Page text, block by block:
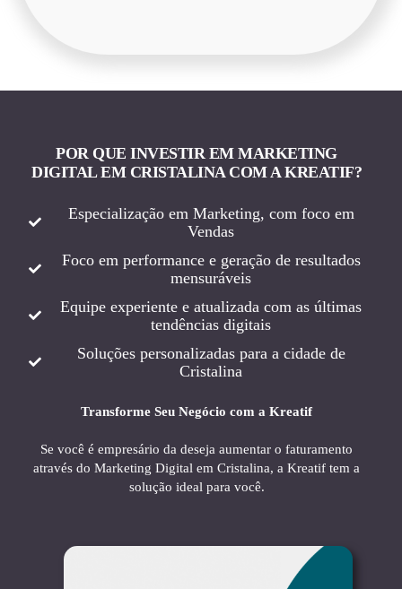
POR QUE INVESTIR EM MARKETING
DIGITAL EM CRISTALINA COM A KREATIF?
Especialização em Marketing, com foco em
Vendas
Foco em performance e geração de resultados
mensuráveis
Equipe experiente e atualizada com as últimas
tendências digitais
Soluções personalizadas para a cidade de
Cristalina
Transforme Seu Negócio com a Kreatif
Se você é empresário da deseja aumentar o faturamento
através do Marketing Digital em Cristalina, a Kreatif tem a
solução ideal para você.